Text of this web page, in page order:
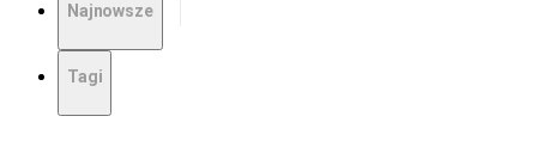
Najnowsze
Tagi